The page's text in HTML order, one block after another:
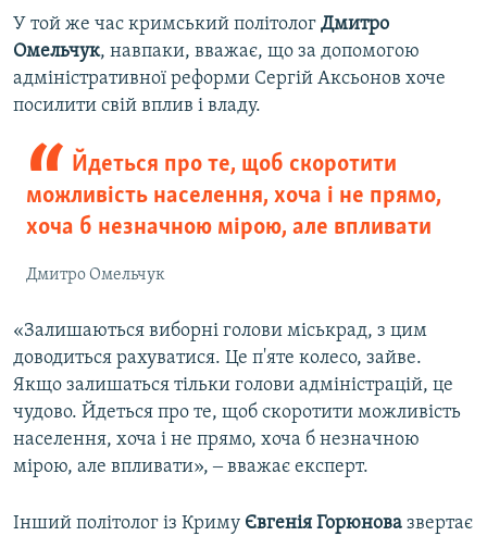
У той же час кримський політолог Дмитро
Омельчук, навпаки, вважає, що за допомогою
адміністративної реформи Сергій Аксьонов хоче
посилити свій вплив і владу.
Йдеться про те, щоб скоротити
можливість населення, хоча і не прямо,
хоча б незначною мірою, але впливати
Дмитро Омельчук
«Залишаються виборні голови міськрад, з цим
доводиться рахуватися. Це п'яте колесо, зайве.
Якщо залишаться тільки голови адміністрацій, це
чудово. Йдеться про те, щоб скоротити можливість
населення, хоча і не прямо, хоча б незначною
мірою, але впливати», ‒ вважає експерт.
Інший політолог із Криму Євгенія Горюнова звертає